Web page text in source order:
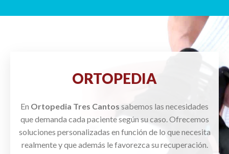
ORTOPEDIA
En Ortopedia Tres Cantos sabemos las necesidades
que demanda cada paciente según su caso. Ofrecemos
soluciones personalizadas en función de lo que necesita
realmente y que además le favorezca su recuperación.